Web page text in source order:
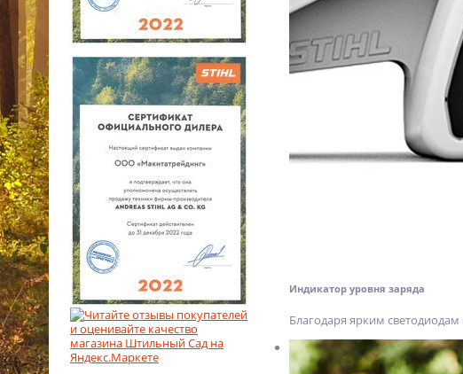
Индикатор уровня заряда
Благодаря ярким